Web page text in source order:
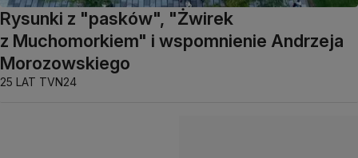
Rysunki z "pasków", "Żwirek
z Muchomorkiem" i wspomnienie Andrzeja
Morozowskiego
25 LAT TVN24